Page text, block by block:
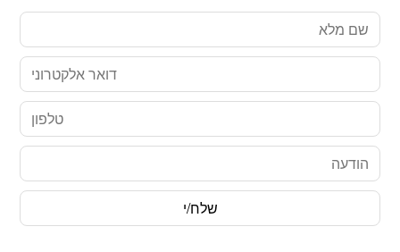
שם
מלא
דואר
אלקטרוני
טלפון
הודעה